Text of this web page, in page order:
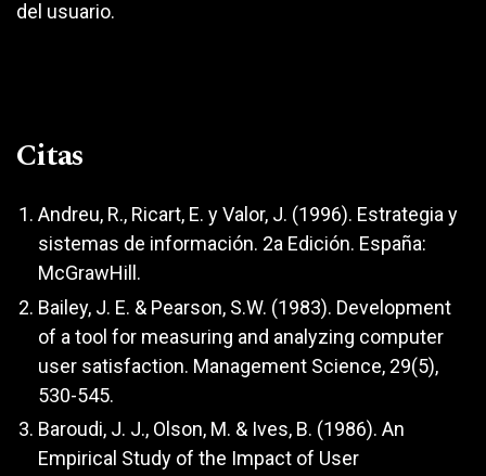
del usuario.
Citas
Andreu, R., Ricart, E. y Valor, J. (1996). Estrategia y
sistemas de información. 2a Edición. España:
McGrawHill.
Bailey, J. E. & Pearson, S.W. (1983). Development
of a tool for measuring and analyzing computer
user satisfaction. Management Science, 29(5),
530-545.
Baroudi, J. J., Olson, M. & Ives, B. (1986). An
Empirical Study of the Impact of User